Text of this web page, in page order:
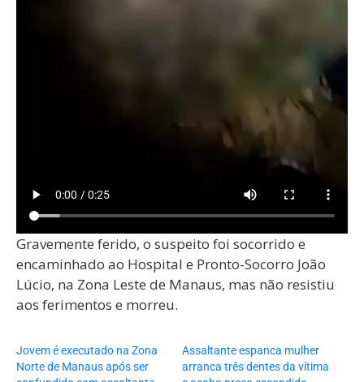
Gravemente ferido, o suspeito foi socorrido e
encaminhado ao Hospital e Pronto-Socorro João
Lúcio, na Zona Leste de Manaus, mas não resistiu
aos ferimentos e morreu.
Jovem é executado na Zona
Norte de Manaus após ser
Assaltante espanca mulher
arranca três dentes da vítima